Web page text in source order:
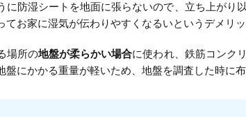
に防湿シートを地面に張らないので、立ち上がり
てお家に湿気が伝わりやすくなるいというデメリッ
場所の地盤が柔らかい場合に使われ、鉄筋コンク
盤にかかる重量が軽いため、地盤を調査した時に